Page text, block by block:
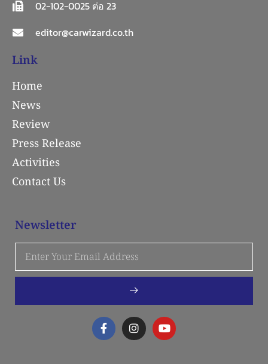
02-102-0025 ต่อ 23
editor@carwizard.co.th
Link
Home
News
Review
Press Release
Activities
Contact Us
Newsletter